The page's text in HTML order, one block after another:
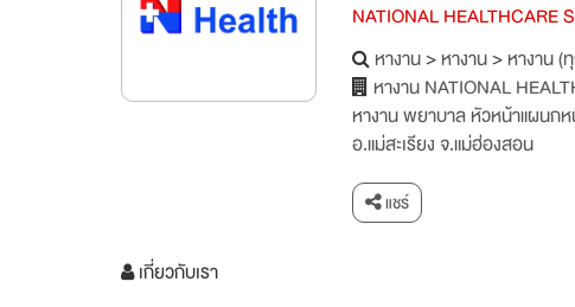
NATIONAL HEALTHCARE
หางาน>หางาน>หางาน (
หางาน NATIONAL
หางาน พยาบาล หัวหน้าแผนก
อ.แม่สะเรียง จ.แม่ฮ่องสอน
แชร์
เกี่ยวกับเรา